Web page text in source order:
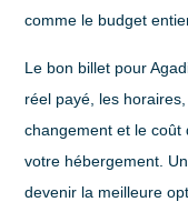
comme le budget
Le bon billet pour
réel payé les horaires
changement et le coût
votre hébergement.
devenir la meilleure